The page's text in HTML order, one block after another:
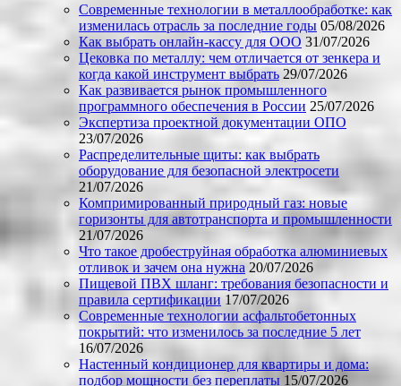
Современные технологии в металлообработке: как
изменилась отрасль за последние годы 05/08/2026
Как выбрать онлайн-кассу для ООО 31/07/2026
Цековка по металлу: чем отличается от зенкера и
когда какой инструмент выбрать 29/07/2026
Как развивается рынок промышленного
программного обеспечения в России 25/07/2026
Экспертиза проектной документации ОПО
23/07/2026
Распределительные щиты: как выбрать
оборудование для безопасной электросети
21/07/2026
Компримированный природный газ: новые
горизонты для автотранспорта и промышленности
21/07/2026
Что такое дробеструйная обработка алюминиевых
отливок и зачем она нужна 20/07/2026
Пищевой ПВХ шланг: требования безопасности и
правила сертификации 17/07/2026
Современные технологии асфальтобетонных
покрытий: что изменилось за последние 5 лет
16/07/2026
Настенный кондиционер для квартиры и дома:
подбор мощности без переплаты 15/07/2026